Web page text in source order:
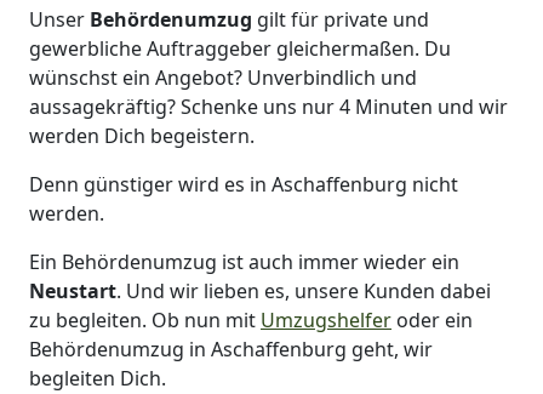
Unser Behördenumzug gilt für private und
gewerbliche Auftraggeber gleichermaßen. Du
wünschst ein Angebot? Unverbindlich und
aussagekräftig? Schenke uns nur 4 Minuten und wir
werden Dich begeistern.
Denn günstiger wird es in Aschaffenburg nicht
werden.
Ein Behördenumzug ist auch immer wieder ein
Neustart. Und wir lieben es, unsere Kunden dabei
zu begleiten. Ob nun mit Umzugshelfer oder ein
Behördenumzug in Aschaffenburg geht, wir
begleiten Dich.